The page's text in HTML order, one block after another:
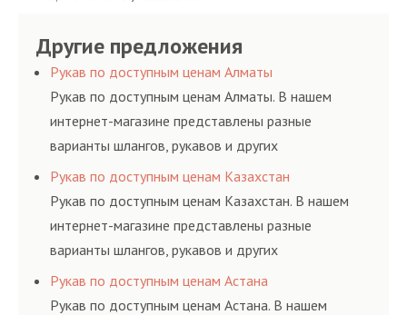
Другие предложения
Рукав по доступным ценам Алматы
Рукав по доступным ценам Алматы. В нашем
интернет-магазине представлены разные
варианты шлангов, рукавов и других
резинотехнических изделий, соответствующих
ГОСТам, техническим условиям и нормативам.
Рукав по доступным ценам Казахстан
Рукав по доступным ценам Казахстан. В нашем
интернет-магазине представлены разные
варианты шлангов, рукавов и других
резинотехнических изделий, соответствующих
ГОСТам, техническим условиям и нормативам.
Рукав по доступным ценам Астана
Рукав по доступным ценам Астана. В нашем